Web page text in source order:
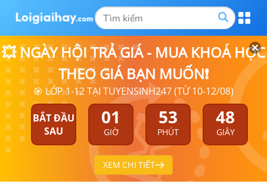
💥 NGÀY HỘI TRẢ GIÁ - MUA KHOÁ HỌC
THEO GIÁ BẠN MUỐN❗
🎯 LỚP 1-12 TẠI TUYENSINH247 (TỪ 10-12/08)
BẮT ĐẦU
SAU
01
GIỜ
53
PHÚT
48
GIÂY
XEM CHI TIẾT